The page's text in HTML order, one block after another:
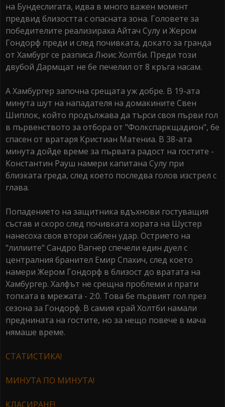
на Бундеслигата, идва в много важен момент
предвид близостта с опасната зона. Головете за
победителите реализираха Айтач Сулу и Жером
Гондорф преди и след почивката, докато за гранда
от Хамбург се разписа Люис Холтби. Преди този
двубой Дармщат не бе печелил от 8 кръга насам.
А Хамбургер започна срещата уж добре. В 19-ата
минута шут на нападателя на домакините Свен
Шиплок, който продължава да търси своя първи гол
в първенството за отбора от "Фолкспаркщадион", бе
спасен от вратаря Кристиан Матениа. В 38-ата
минута дойде време за първата радост на гостите -
Константин Рауш намери капитана Сулу при
близката греда, след което последва голов изстрел с
глава.
Попадението на защитника вдъхнови гостуващия
състав и скоро след почивката хората на Шустер
нанесоха своя втори саблен удар. Острието на
"лилиите" Сандро Вагнер спечели един дуел с
централния бранител Емир Спахич, след което
намери Жером Гондорф в близост до вратата на
Хамбургер. Халфът не срещна проблеми и прати
топката в мрежата - 2:0. Това бе първият гол през
сезона за Гондорф. В самия край Холтби намали
преднината на гостите, но за нещо повече в мача
нямаше време.
СТАТИСТИКА!
МИНУТА ПО МИНУТА!
КЛАСИРАНЕ!